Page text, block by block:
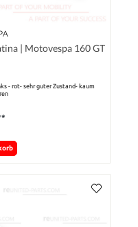
| Motovespa 160 GT
- rot- sehr guter Zustand- kaum